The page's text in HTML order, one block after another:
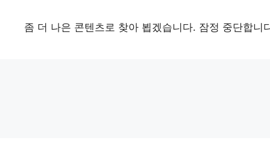
좀 더 나은 콘텐츠로 찾아 뵙겠습니다. 잠정 중단합니